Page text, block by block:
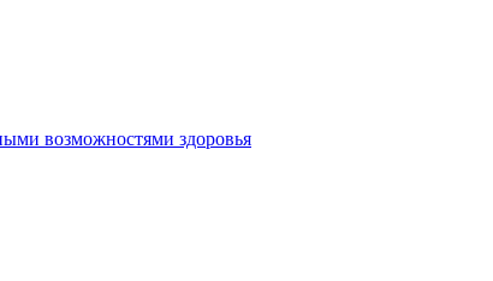
возможностями здоровья